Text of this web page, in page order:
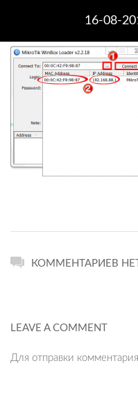
16-08-
КОММЕНТАРИЕВ НЕТ
LEAVE A COMMENT
Для отправки